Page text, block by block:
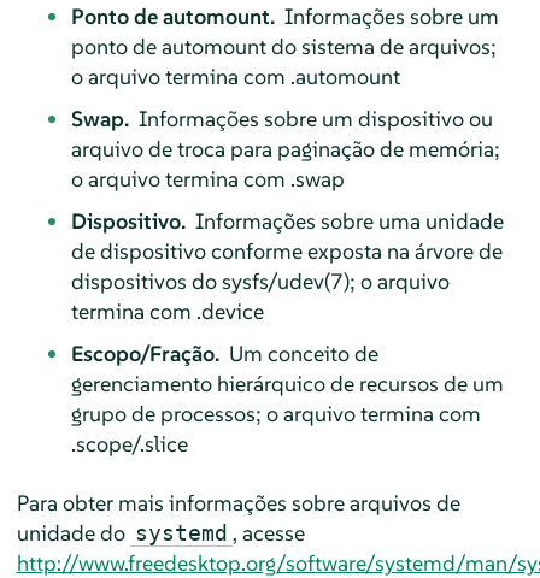
Ponto de automount. Informações sobre um
ponto de automount do sistema de arquivos;
o arquivo termina com .automount
Swap. Informações sobre um dispositivo ou
arquivo de troca para paginação de memória;
o arquivo termina com .swap
Dispositivo. Informações sobre uma unidade
de dispositivo conforme exposta na árvore de
dispositivos do sysfs/udev(7); o arquivo
termina com .device
Escopo/Fração. Um conceito de
gerenciamento hierárquico de recursos de um
grupo de processos; o arquivo termina com
.scope/.slice
Para obter mais informações sobre arquivos de
unidade do systemd , acesse
http://www.freedesktop.org/software/systemd/man/